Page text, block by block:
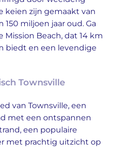
keien zijn gemaakt van
miljoen jaar oud. Ga
Beach, dat 14 km
biedt en een levendige
Townsville
van Townsville, een
met een ontspannen
een populaire
met prachtig uitzicht op